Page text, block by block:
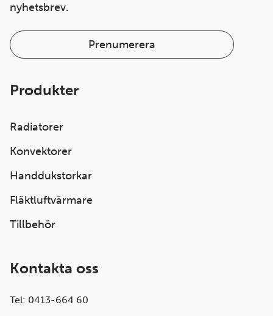
nyhetsbrev.
Prenumerera
Produkter
Radiatorer
Konvektorer
Handdukstorkar
Fläktluftvärmare
Tillbehör
Kontakta oss
Tel: 0413-664 60